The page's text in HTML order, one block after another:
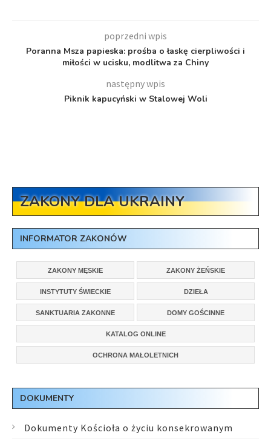
poprzedni wpis
Poranna Msza papieska: prośba o łaskę cierpliwości i
miłości w ucisku, modlitwa za Chiny
następny wpis
Piknik kapucyński w Stalowej Woli
ZAKONY DLA UKRAINY
INFORMATOR ZAKONÓW
ZAKONY MĘSKIE ZAKONY ŻEŃSKIE
INSTYTUTY ŚWIECKIE DZIEŁA
SANKTUARIA ZAKONNE DOMY GOŚCINNE
KATALOG ONLINE
OCHRONA MAŁOLETNICH
DOKUMENTY
Dokumenty Kościoła o życiu konsekrowanym